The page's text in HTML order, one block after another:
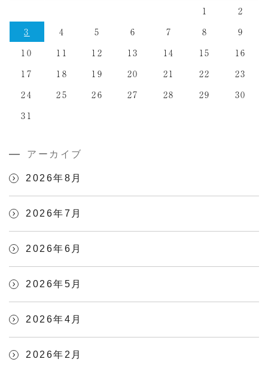
1
2
3
4 5 6 7 8
9
10
11 12 13 14 15
16
17
18 19 20 21 22
23
24
25 26 27 28 29
30
31
アーカイブ
2026年8月
2026年7月
2026年6月
2026年5月
2026年4月
2026年2月